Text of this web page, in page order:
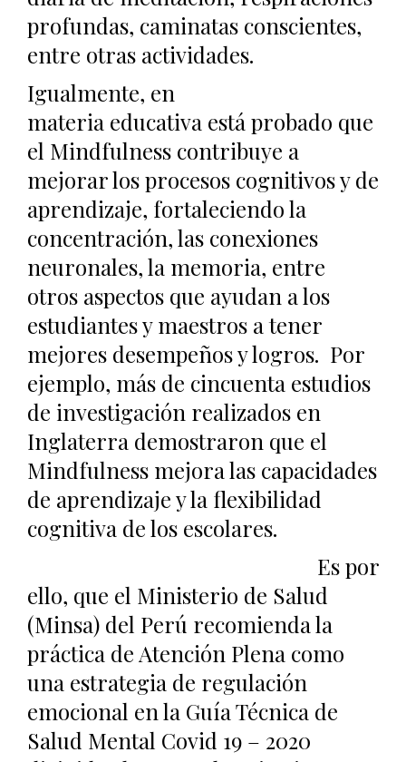
profundas, caminatas conscientes,
entre otras actividades.
Igualmente, en
materia educativa está probado que
el Mindfulness contribuye a
mejorar los procesos cognitivos y de
aprendizaje, fortaleciendo la
concentración, las conexiones
neuronales, la memoria, entre
otros aspectos que ayudan a los
estudiantes y maestros a tener
mejores desempeños y logros. Por
ejemplo, más de cincuenta estudios
de investigación realizados en
Inglaterra demostraron que el
Mindfulness mejora las capacidades
de aprendizaje y la flexibilidad
cognitiva de los escolares.
Es por
ello, que el Ministerio de Salud
(Minsa) del Perú recomienda la
práctica de Atención Plena como
una estrategia de regulación
emocional en la Guía Técnica de
Salud Mental Covid 19 – 2020